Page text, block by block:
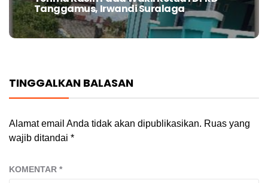
post:
Tanggamus, Irwandi Suralaga
TINGGALKAN BALASAN
Alamat email Anda tidak akan dipublikasikan. Ruas yang
wajib ditandai *
KOMENTAR *